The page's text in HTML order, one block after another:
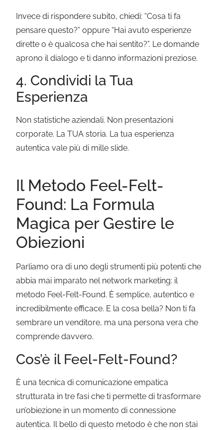
Invece di rispondere subito, chiedi: “Cosa ti fa
pensare questo?” oppure “Hai avuto esperienze
dirette o è qualcosa che hai sentito?”. Le domande
aprono il dialogo e ti danno informazioni preziose.
4. Condividi la Tua
Esperienza
Non statistiche aziendali. Non presentazioni
corporate. La TUA storia. La tua esperienza
autentica vale più di mille slide.
Il Metodo Feel-Felt-
Found: La Formula
Magica per Gestire le
Obiezioni
Parliamo ora di uno degli strumenti più potenti che
abbia mai imparato nel network marketing: il
metodo Feel-Felt-Found. È semplice, autentico e
incredibilmente efficace. E la cosa bella? Non ti fa
sembrare un venditore, ma una persona vera che
comprende davvero.
Cos’è il Feel-Felt-Found?
È una tecnica di comunicazione empatica
strutturata in tre fasi che ti permette di trasformare
un’obiezione in un momento di connessione
autentica. Il bello di questo metodo è che non stai